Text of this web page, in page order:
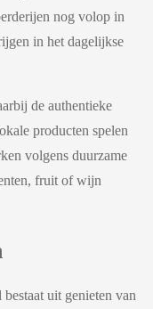
nog volop in
in het dagelijkse
de authentieke
producten spelen
volgens duurzame
fruit of wijn
uit genieten van